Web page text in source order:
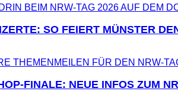
SO FEIERT MÜNSTER
FINALE: NEUE INFOS ZUM